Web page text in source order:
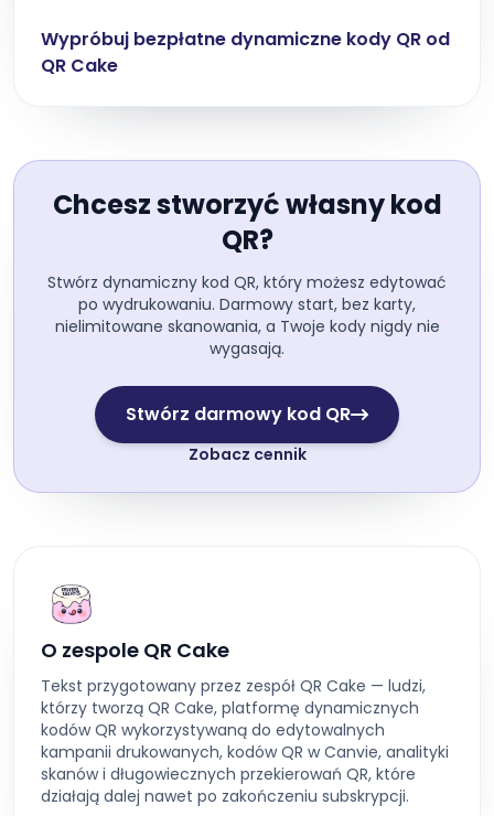
Wypróbuj bezpłatne dynamiczne kody QR od
QR Cake
Chcesz stworzyć własny kod
QR?
Stwórz dynamiczny kod QR, który możesz edytować
po wydrukowaniu. Darmowy start, bez karty,
nielimitowane skanowania, a Twoje kody nigdy nie
wygasają.
Stwórz darmowy kod QR
Zobacz cennik
O zespole QR Cake
Tekst przygotowany przez zespół QR Cake — ludzi,
którzy tworzą QR Cake, platformę dynamicznych
kodów QR wykorzystywaną do edytowalnych
kampanii drukowanych, kodów QR w Canvie, analityki
skanów i długowiecznych przekierowań QR, które
działają dalej nawet po zakończeniu subskrypcji.